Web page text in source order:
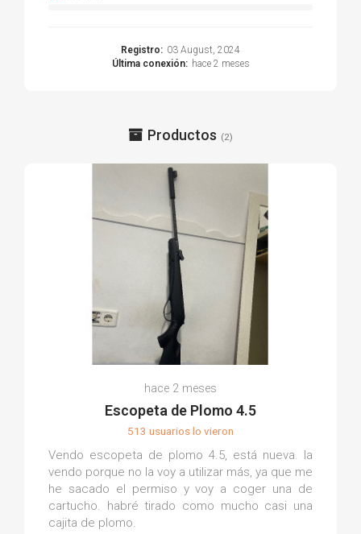
Registro: 03 August, 2024
Última conexión: hace 2 meses
Productos (2)
hace 2 meses
Escopeta de Plomo 4.5
513 usuarios lo vieron
Vendo escopeta de plomo 4.5, está nueva. la
vendo porque no la voy a utilizar más, ya que me
he sacado el permiso y voy a coger una de
cartucho. habré tirado como mucho casi una
cajita de plomo.